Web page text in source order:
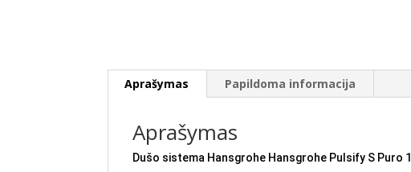
Aprašymas Papildoma informacija
Aprašymas
Dušo sistema Hansgrohe Hansgrohe Pulsify S Puro